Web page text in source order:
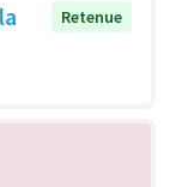
Retenue